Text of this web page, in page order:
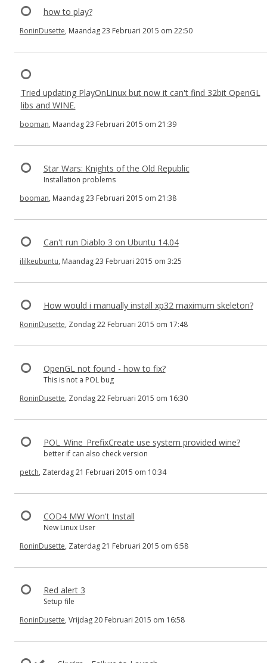
how to play?
RoninDusette, Maandag 23 Februari 2015 om 22:50
Tried updating PlayOnLinux but now it can't find 32bit OpenGL
libs and WINE.
booman, Maandag 23 Februari 2015 om 21:39
Star Wars: Knights of the Old Republic
Installation problems
booman, Maandag 23 Februari 2015 om 21:38
Can't run Diablo 3 on Ubuntu 14.04
ililkeubuntu, Maandag 23 Februari 2015 om 3:25
How would i manually install xp32 maximum skeleton?
RoninDusette, Zondag 22 Februari 2015 om 17:48
OpenGL not found - how to fix?
This is not a POL bug
RoninDusette, Zondag 22 Februari 2015 om 16:30
POL_Wine_PrefixCreate use system provided wine?
better if can also check version
petch, Zaterdag 21 Februari 2015 om 10:34
COD4 MW Won't Install
New Linux User
RoninDusette, Zaterdag 21 Februari 2015 om 6:58
Red alert 3
Setup file
RoninDusette, Vrijdag 20 Februari 2015 om 16:58